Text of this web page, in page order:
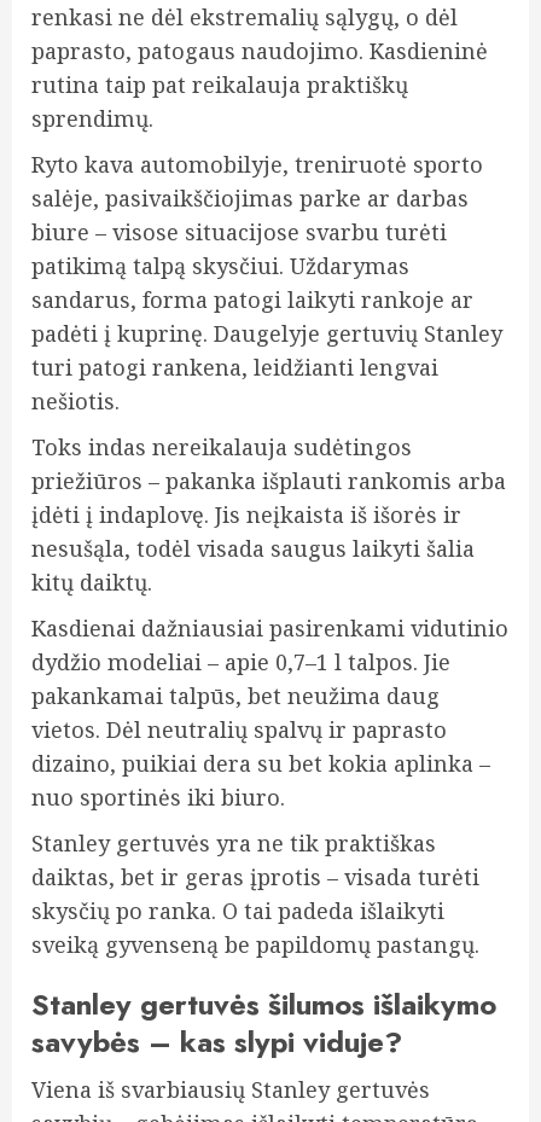
renkasi ne dėl ekstremalių sąlygų, o dėl
paprasto, patogaus naudojimo. Kasdieninė
rutina taip pat reikalauja praktiškų
sprendimų.
Ryto kava automobilyje, treniruotė sporto
salėje, pasivaikščiojimas parke ar darbas
biure – visose situacijose svarbu turėti
patikimą talpą skysčiui. Uždarymas
sandarus, forma patogi laikyti rankoje ar
padėti į kuprinę. Daugelyje gertuvių Stanley
turi patogi rankena, leidžianti lengvai
nešiotis.
Toks indas nereikalauja sudėtingos
priežiūros – pakanka išplauti rankomis arba
įdėti į indaplovę. Jis neįkaista iš išorės ir
nesušąla, todėl visada saugus laikyti šalia
kitų daiktų.
Kasdienai dažniausiai pasirenkami vidutinio
dydžio modeliai – apie 0,7–1 l talpos. Jie
pakankamai talpūs, bet neužima daug
vietos. Dėl neutralių spalvų ir paprasto
dizaino, puikiai dera su bet kokia aplinka –
nuo sportinės iki biuro.
Stanley gertuvės yra ne tik praktiškas
daiktas, bet ir geras įprotis – visada turėti
skysčių po ranka. O tai padeda išlaikyti
sveiką gyvenseną be papildomų pastangų.
Stanley gertuvės šilumos išlaikymo
savybės – kas slypi viduje?
Viena iš svarbiausių Stanley gertuvės